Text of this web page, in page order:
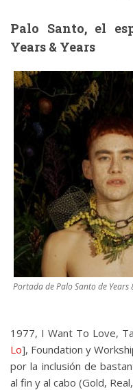
Palo Santo, el
Years & Years
Portada de Palo Santo de Years
1977, I Want To Love,
Lo], Foundation y
por la inclusión de
al fin y al cabo (Gold,